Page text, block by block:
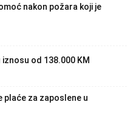
nakon požara koji je
od 138.000 KM
plaće za zaposlene u